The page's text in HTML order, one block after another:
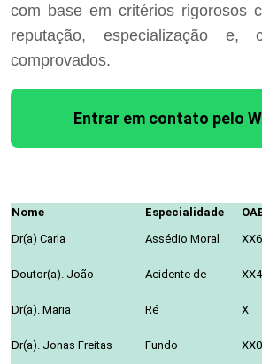
com base em critérios rigorosos
reputação, especialização e,
comprovados.
Entrar em contato pelo
Nome Especialidade
Dr(a) Carla
Assédio Moral
Doutor(a). João
Acidente de
Dr(a). Maria
Ré X
Dr(a). Jonas Freitas
Fundo